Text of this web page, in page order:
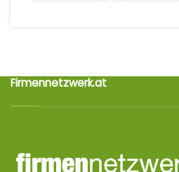
Firmennetzwerk.at